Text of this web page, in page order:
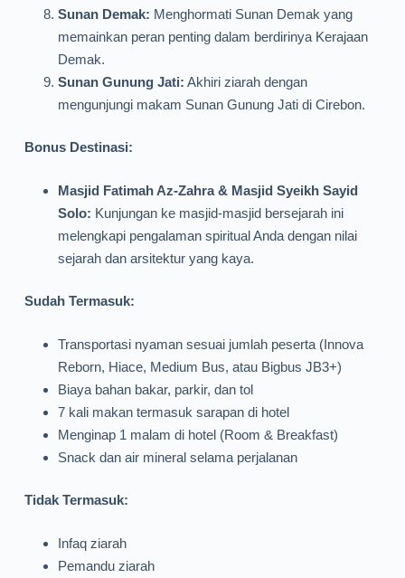
Sunan Demak: Menghormati Sunan Demak yang
memainkan peran penting dalam berdirinya Kerajaan
Demak.
Sunan Gunung Jati: Akhiri ziarah dengan
mengunjungi makam Sunan Gunung Jati di Cirebon.
Bonus Destinasi:
Masjid Fatimah Az-Zahra & Masjid Syeikh Sayid
Solo: Kunjungan ke masjid-masjid bersejarah ini
melengkapi pengalaman spiritual Anda dengan nilai
sejarah dan arsitektur yang kaya.
Sudah Termasuk:
Transportasi nyaman sesuai jumlah peserta (Innova
Reborn, Hiace, Medium Bus, atau Bigbus JB3+)
Biaya bahan bakar, parkir, dan tol
7 kali makan termasuk sarapan di hotel
Menginap 1 malam di hotel (Room & Breakfast)
Snack dan air mineral selama perjalanan
Tidak Termasuk:
Infaq ziarah
Pemandu ziarah